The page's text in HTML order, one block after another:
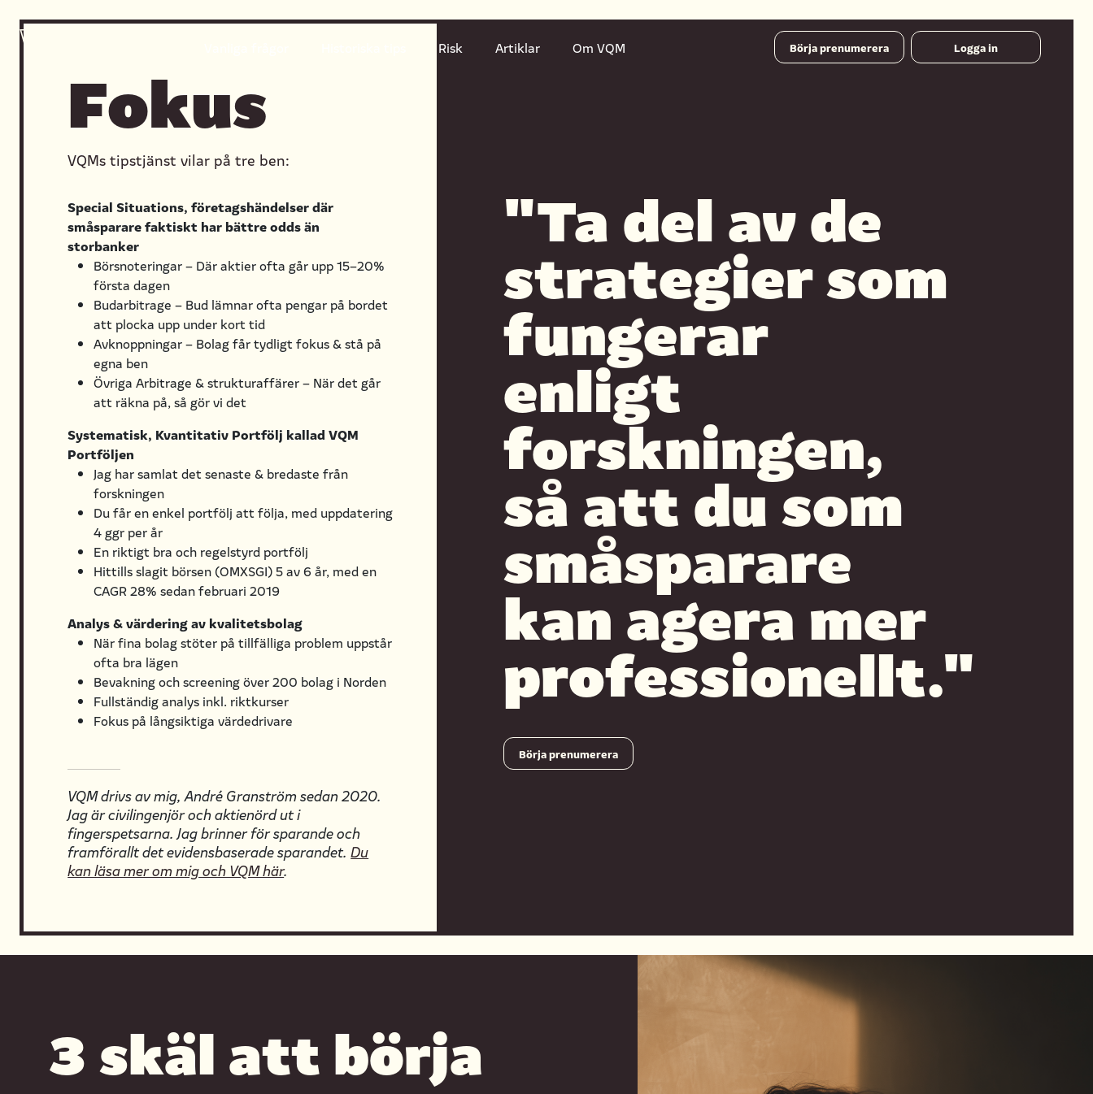
Risk Artiklar Om VQM Börja prenumerera Logga in
Fokus
VQMs tipstjänst vilar på tre ben:
Special Situations, företagshändelser där
småsparare faktiskt har bättre odds än
storbanker
Börsnoteringar – Där aktier ofta går upp 15–20%
första dagen
Budarbitrage – Bud lämnar ofta pengar på bordet
att plocka upp under kort tid
Avknoppningar – Bolag får tydligt fokus & stå på
egna ben
Övriga Arbitrage & strukturaffärer – När det går
att räkna på, så gör vi det
Systematisk, Kvantitativ Portfölj kallad VQM
Portföljen
Jag har samlat det senaste & bredaste från
forskningen
Du får en enkel portfölj att följa, med uppdatering
4 ggr per år
En riktigt bra och regelstyrd portfölj
Hittills slagit börsen (OMXSGI) 5 av 6 år, med en
CAGR 28% sedan februari 2019
Analys & värdering av kvalitetsbolag
När fina bolag stöter på tillfälliga problem uppstår
ofta bra lägen
Bevakning och screening över 200 bolag i Norden
Fullständig analys inkl. riktkurser
Fokus på långsiktiga värdedrivare
VQM drivs av mig, André Granström sedan 2020.
Jag är civilingenjör och aktienörd ut i
fingerspetsarna. Jag brinner för sparande och
framförallt det evidensbaserade sparandet.Du
kan läsa mer om mig och VQM här.
"Ta del av de
strategier som
fungerar
enligt
forskningen,
så att du som
småsparare
kan agera mer
professionellt."
Börja prenumerera
3 skäl att börja